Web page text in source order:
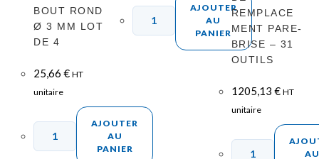
BOUT ROND
Ø 3 MM LOT
DE 4
25,66€ HT
unitaire
AJOUTER
AU
PANIER
AJOUTER
AU
PANIER
REMPLACE
MENT PARE-
BRISE – 31
OUTILS
1205,13 € HT
unitaire
AU